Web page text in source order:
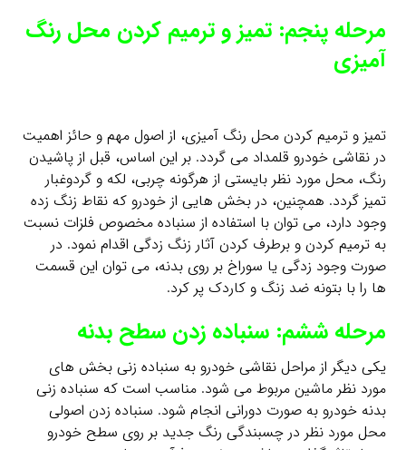
مرحله پنجم: تمیز و ترمیم کردن محل رنگ
آمیزی
تمیز و ترمیم کردن محل رنگ آمیزی، از اصول مهم و حائز اهمیت
در نقاشی خودرو قلمداد می گردد. بر این اساس، قبل از پاشیدن
رنگ، محل مورد نظر بایستی از هرگونه چربی، لکه و گردوغبار
تمیز گردد. همچنین، در بخش هایی از خودرو که نقاط زنگ زده
وجود دارد، می توان با استفاده از سنباده مخصوص فلزات نسبت
به ترمیم کردن و برطرف کردن آثار زنگ زدگی اقدام نمود. در
صورت وجود زدگی یا سوراخ بر روی بدنه، می توان این قسمت
ها را با بتونه ضد زنگ و کاردک پر کرد.
مرحله ششم: سنباده زدن سطح بدنه
یکی دیگر از مراحل نقاشی خودرو به سنباده زنی بخش های
مورد نظر ماشین مربوط می شود. مناسب است که سنباده زنی
بدنه خودرو به صورت دورانی انجام شود. سنباده زدن اصولی
محل مورد نظر در چسبندگی رنگ جدید بر روی سطح خودرو